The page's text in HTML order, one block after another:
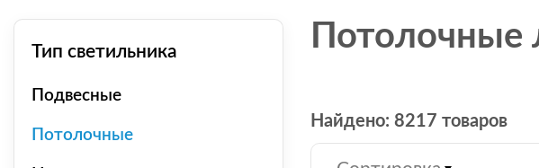
Тип светильника
Подвесные
Потолочные
Потолочные
Найдено: 8217 товаров